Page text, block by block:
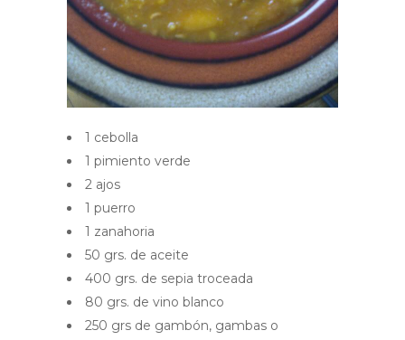
1 cebolla
1 pimiento verde
2 ajos
1 puerro
1 zanahoria
50 grs. de aceite
400 grs. de sepia troceada
80 grs. de vino blanco
250 grs de gambón, gambas o